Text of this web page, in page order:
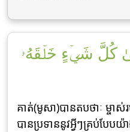
كُلَّ شَيۡءٍ خَلۡقَهُۥ
គាត់(មូសា)បានតបថាៈ ម្ច
បានប្រទាននូវអ្វីៗគ្រប់បែ